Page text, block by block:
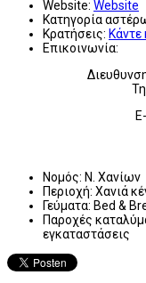
Website: Website
Κατηγορία
Κρατήσεις: Κάντε
Επικοινωνία:
Νομός: Ν. Χανίων
Περιοχή: Χανιά
Γεύματα: Bed &
Παροχές
εγκαταστάσεις